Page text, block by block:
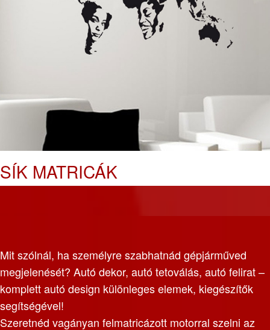
SÍK MATRICÁK
Mit szólnál, ha személyre szabhatnád gépjárműved
megjelenését? Autó dekor, autó tetoválás, autó felirat –
komplett autó design különleges elemek, kiegészítők
segítségével!
Szeretnéd vagányan felmatricázott motorral szelni az